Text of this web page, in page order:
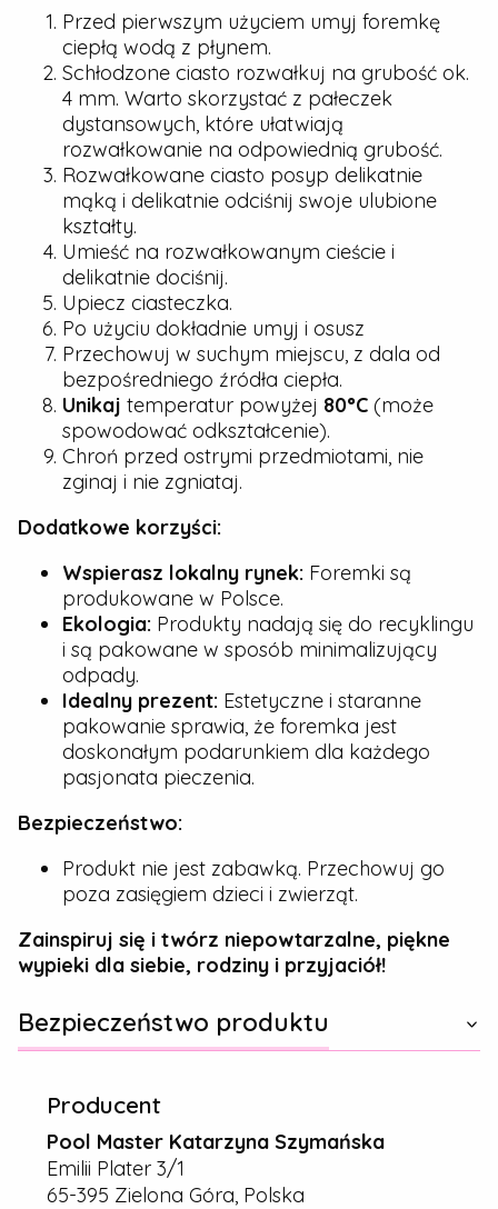
Przed pierwszym użyciem umyj foremkę
ciepłą wodą z płynem.
Schłodzone ciasto rozwałkuj na grubość ok.
4 mm. Warto skorzystać z pałeczek
dystansowych, które ułatwiają
rozwałkowanie na odpowiednią grubość.
Rozwałkowane ciasto posyp delikatnie
mąką i delikatnie odciśnij swoje ulubione
kształty.
Umieść na rozwałkowanym cieście i
delikatnie dociśnij.
Upiecz ciasteczka.
Po użyciu dokładnie umyj i osusz
Przechowuj w suchym miejscu, z dala od
bezpośredniego źródła ciepła.
Unikaj temperatur powyżej 80°C (może
spowodować odkształcenie).
Chroń przed ostrymi przedmiotami, nie
zginaj i nie zgniataj.
Dodatkowe korzyści:
Wspierasz lokalny rynek: Foremki są
produkowane w Polsce.
Ekologia: Produkty nadają się do recyklingu
i są pakowane w sposób minimalizujący
odpady.
Idealny prezent: Estetyczne i staranne
pakowanie sprawia, że foremka jest
doskonałym podarunkiem dla każdego
pasjonata pieczenia.
Bezpieczeństwo:
Produkt nie jest zabawką. Przechowuj go
poza zasięgiem dzieci i zwierząt.
Zainspiruj się i twórz niepowtarzalne, piękne
wypieki dla siebie, rodziny i przyjaciół!
Bezpieczeństwo produktu
Producent
Pool Master Katarzyna Szymańska
Emilii Plater 3/1
65-395 Zielona Góra, Polska